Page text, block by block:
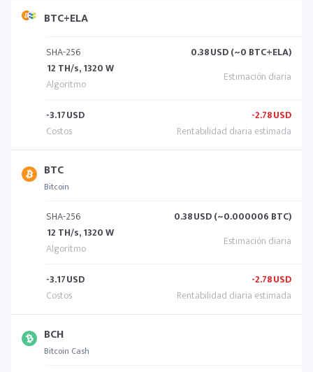
BTC+ELA
SHA-256
12 TH/s, 1320 W
0.38USD (~0 BTC+ELA)
-3.17USD -2.78USD
BTC
Bitcoin
SHA-256
12 TH/s, 1320 W
0.38USD (~0.000006 BTC)
-3.17USD -2.78USD
BCH
Bitcoin Cash